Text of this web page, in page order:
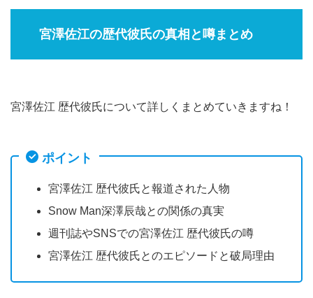
宮澤佐江の歴代彼氏の真相と噂まとめ
宮澤佐江 歴代彼氏について詳しくまとめていきますね！
ポイント
宮澤佐江 歴代彼氏と報道された人物
Snow Man深澤辰哉との関係の真実
週刊誌やSNSでの宮澤佐江 歴代彼氏の噂
宮澤佐江 歴代彼氏とのエピソードと破局理由